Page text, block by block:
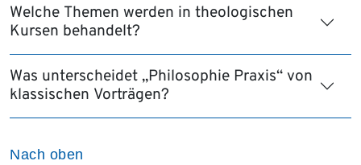
Welche Themen werden in theologischen
Kursen behandelt?
Was unterscheidet „Philosophie Praxis“ von
klassischen Vorträgen?
Nach oben